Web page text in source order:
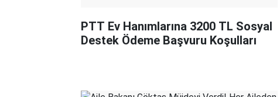
PTT Ev Hanımlarına 3200 TL Sosyal
Destek Ödeme Başvuru Koşulları